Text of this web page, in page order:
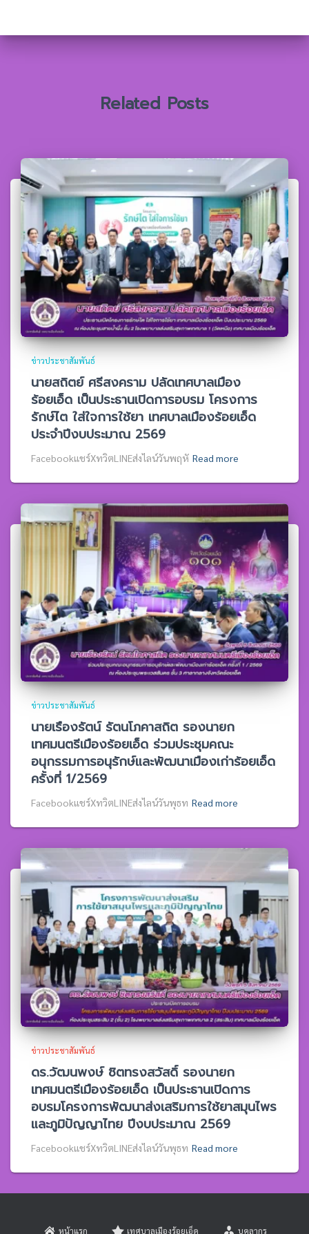
ห
Related Posts
ข่าวประชาสัมพันธ์
นายสถิตย์ ศรีสงคราม ปลัดเทศบาลเมือง
ร้อยเอ็ด เป็นประธานเปิดการอบรม โครงการ
รักษ์ไต ใส่ใจการใช้ยา เทศบาลเมืองร้อยเอ็ด
ประจำปีงบประมาณ 2569
Facebookแชร์XทวิตLINEส่งไลน์วันพฤหั Read more
ข่าวประชาสัมพันธ์
นายเรืองรัตน์ รัตนโภคาสถิต รองนายก
เทศมนตรีเมืองร้อยเอ็ด ร่วมประชุมคณะ
อนุกรรมการอนุรักษ์และพัฒนาเมืองเก่าร้อยเอ็ด
ครั้งที่ 1/2569
Facebookแชร์XทวิตLINEส่งไลน์วันพุธท Read more
ข่าวประชาสัมพันธ์
ดร.วัฒนพงษ์ ชิตทรงสวัสดิ์ รองนายก
เทศมนตรีเมืองร้อยเอ็ด เป็นประธานเปิดการ
อบรมโครงการพัฒนาส่งเสริมการใช้ยาสมุนไพร
และภูมิปัญญาไทย ปีงบประมาณ 2569
Facebookแชร์XทวิตLINEส่งไลน์วันพุธท Read more
หน้าแรก เทศบาลเมืองร้อยเอ็ด บุคลากร